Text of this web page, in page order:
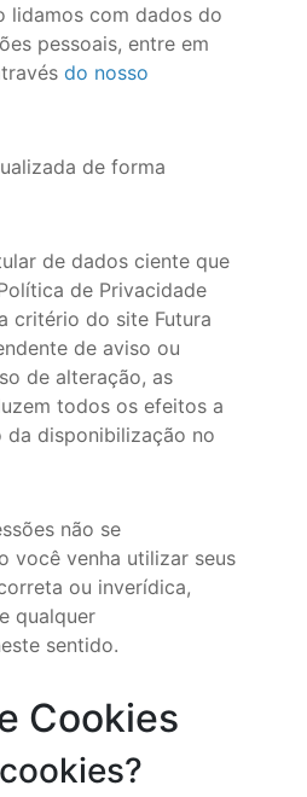
lidamos com dados do
pessoais, entre em
do nosso
de forma
de dados ciente que
de Privacidade
critério do site Futura
de aviso ou
de alteração, as
todos os efeitos a
disponibilização no
não se
você venha utilizar seus
ou inverídica,
qualquer
sentido.
Cookies